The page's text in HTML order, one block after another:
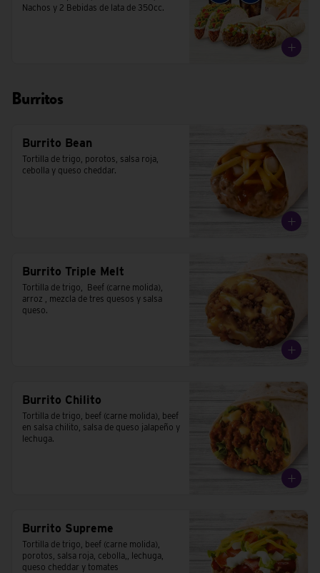
Nachos y 2 Bebidas de lata de 350cc.
Burritos
Burrito Bean
Tortilla de trigo, porotos, salsa roja,
cebolla y queso cheddar.
Burrito Triple Melt
Tortilla de trigo,  Beef (carne molida),
arroz , mezcla de tres quesos y salsa
queso.
Burrito Chilito
Tortilla de trigo, beef (carne molida), beef
en salsa chilito, salsa de queso jalapeño y
lechuga.
Burrito Supreme
Tortilla de trigo, beef (carne molida),
porotos, salsa roja, cebolla,, lechuga,
queso cheddar y tomates